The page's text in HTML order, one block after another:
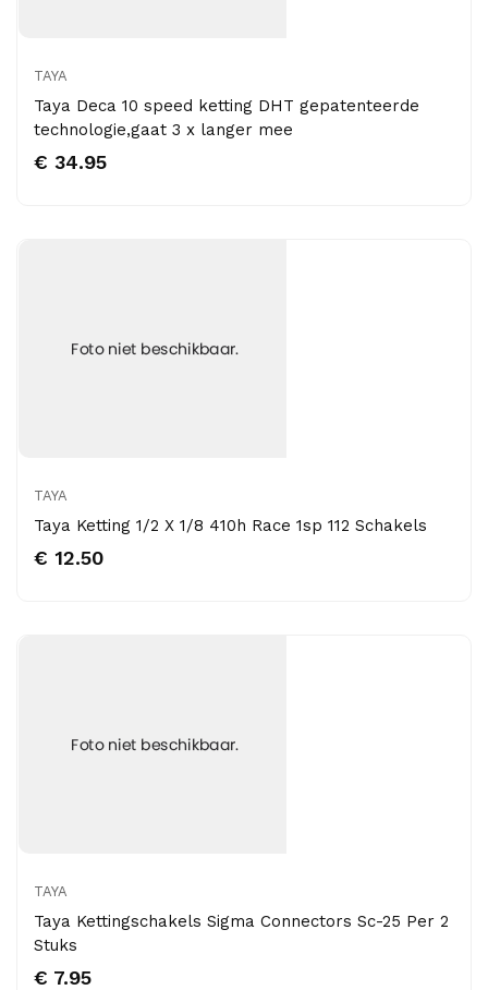
TAYA
Taya Deca 10 speed ketting DHT gepatenteerde
technologie,gaat 3 x langer mee
€ 34.95
TAYA
Taya Ketting 1/2 X 1/8 410h Race 1sp 112 Schakels
€ 12.50
TAYA
Taya Kettingschakels Sigma Connectors Sc-25 Per 2
Stuks
€ 7.95